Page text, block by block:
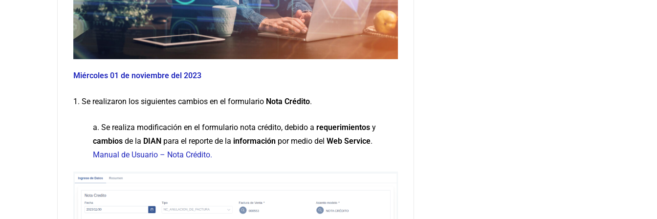
Miércoles 01 de noviembre del 2023
1. Se realizaron los siguientes cambios en el formulario Nota Crédito.
a. Se realiza modificación en el formulario nota crédito, debido a requerimientos y
cambios de la DIAN para el reporte de la información por medio del Web Service.
Manual de Usuario – Nota Crédito.